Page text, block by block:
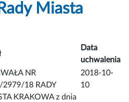
Miasta
Data
uchwalenia
NR
2979/18 RADY
KRAKOWA z dnia
2018-10-
10